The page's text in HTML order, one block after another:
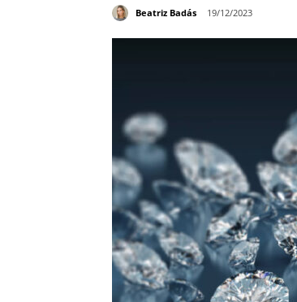
Beatriz Badás 19/12/2023